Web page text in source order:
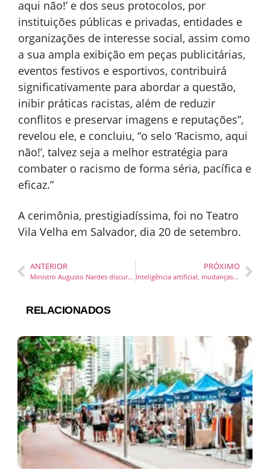
aqui não!’ e dos seus protocolos, por
instituições públicas e privadas, entidades e
organizações de interesse social, assim como
a sua ampla exibição em peças publicitárias,
eventos festivos e esportivos, contribuirá
significativamente para abordar a questão,
inibir práticas racistas, além de reduzir
conflitos e preservar imagens e reputações”,
revelou ele, e concluiu, “o selo ‘Racismo, aqui
não!’, talvez seja a melhor estratégia para
combater o racismo de forma séria, pacífica e
eficaz.”
A cerimônia, prestigiadíssima, foi no Teatro
Vila Velha em Salvador, dia 20 de setembro.
ANTERIOR
Ministro Augusto Nardes discursa em inauguração da Frente Parlamentar de Agropecuária
PRÓXIMO
Inteligência artificial, mudanças climáticas e transição energética são temas do 7º Fórum Nacional de Controle
RELACIONADOS